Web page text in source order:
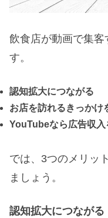
飲食店が動画で集
す。
認知拡大につながる
お店を訪れるきっかけ
YouTubeなら広告収入
では、3つのメリッ
ましょう。
認知拡大につながる